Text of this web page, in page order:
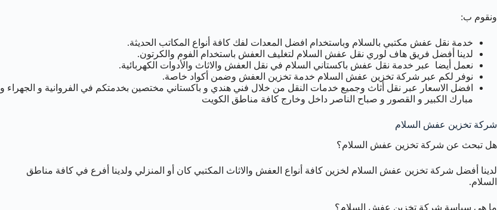
ونقوم ب:
خدمة نقل عفش مكتبي بالسلام وباستخدام افضل المعدات لفك كافة أنواع المكاتب الحديثة.
لدينا أفضل فريق هاف لوري نقل عفش السلام لتغليف العفش باستخدام الفوم والكرتون.
نعمل أيضا عبر خدمة نقل عفش باكستاني السلام في نقل العفش والاثاث والأدوات الكهربائية.
نوفر لكم عبر شركة تخزين عفش السلام خدمة تخزين العفش وضمن أكواد خاصة.
افضل الاسعار عبر نقل أثاث وجميع خدمات النقل من خلال فني هندي و باكستاني مختصين بخدمتكم في الفروانية و الجهراء و
مبارك الكبير و القصور و صباح الناصر داخل وخارج كافة مناطق الكويت
شركة تخزين عفش السلام
هل تبحث عن شركة تخزين عفش السلام؟
لدينا أفضل شركة تخزين عفش السلام لخزين كافة أنواع العفش والاثاث المكتبي كان أو المنزلي ولدينا أفرع في كافة مناطق
السلام.
ما هي سياسة شركة تخزين عفش السلام؟